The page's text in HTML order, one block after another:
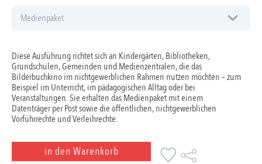
Diese Ausführung richtet sich an Kindergärten, Bibliotheken,
Grundschulen, Gemeinden und Medienzentralen, die das
Bilderbuchkino im nichtgewerblichen Rahmen nutzen möchten – zum
Beispiel im Unterricht, im pädagogischen Alltag oder bei
Veranstaltungen. Sie erhalten das Medienpaket mit einem
Datenträger per Post sowie die öffentlichen, nichtgewerblichen
Vorführrechte und Verleihrechte.
in den Warenkorb